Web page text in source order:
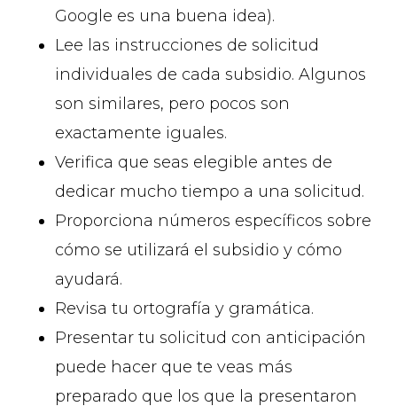
Google es una buena idea).
Lee las instrucciones de solicitud
individuales de cada subsidio. Algunos
son similares, pero pocos son
exactamente iguales.
Verifica que seas elegible antes de
dedicar mucho tiempo a una solicitud.
Proporciona números específicos sobre
cómo se utilizará el subsidio y cómo
ayudará.
Revisa tu ortografía y gramática.
Presentar tu solicitud con anticipación
puede hacer que te veas más
preparado que los que la presentaron